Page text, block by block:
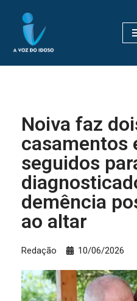
Pular
para
Noiva faz
casamentos
seguidos
demência
ao altar
Redação 10/06/2026